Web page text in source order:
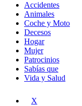
Accidentes
Animales
Coche y Moto
Decesos
Hogar
Mujer
Patrocinios
Sabías que
Vida y Salud
X